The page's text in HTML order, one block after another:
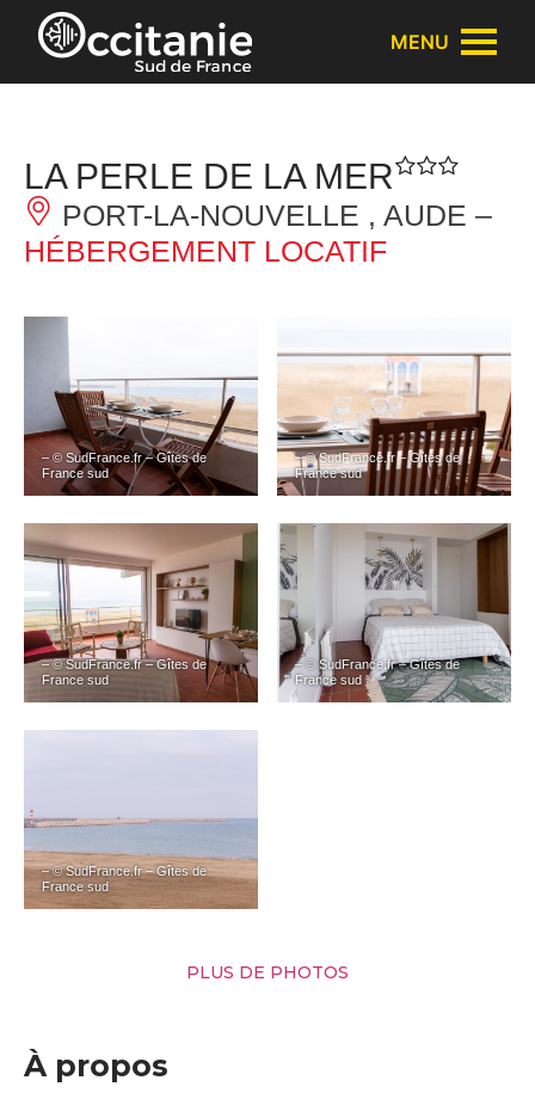
Panneau de gestion des cookies
MENU
LA PERLE DE LA MER
PORT-LA-NOUVELLE , AUDE –
HÉBERGEMENT LOCATIF
– © SudFrance.fr – Gîtes de
France sud
– © SudFrance.fr – Gîtes de
France sud
– © SudFrance.fr – Gîtes de
France sud
– © SudFrance.fr – Gîtes de
France sud
– © SudFrance.fr – Gîtes de
France sud
PLUS DE PHOTOS
À propos